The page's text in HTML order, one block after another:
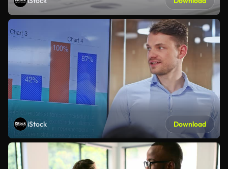
iStock Download